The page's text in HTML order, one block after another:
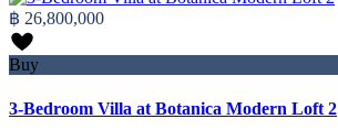
฿ 26,800,000
Buy
3-Bedroom Villa at Botanica Modern Loft 2